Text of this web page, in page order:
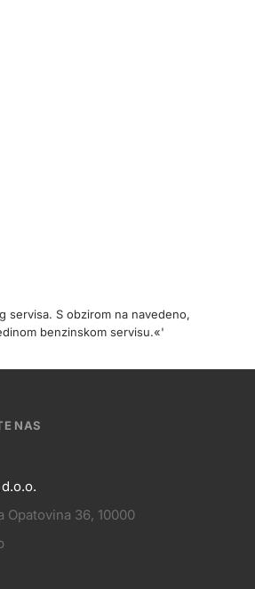
servisa. S obzirom na navedeno,
benzinskom servisu.«'
NAS
Opatovina 36, 10000